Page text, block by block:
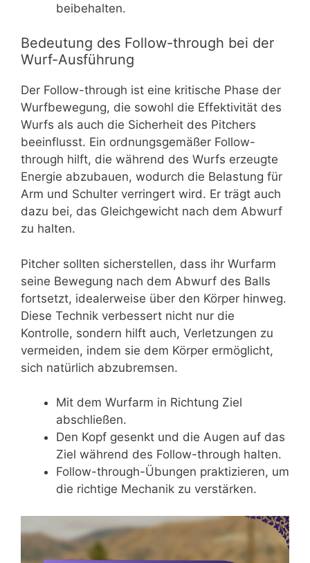
beibehalten.
Bedeutung des Follow-through bei der
Wurf-Ausführung
Der Follow-through ist eine kritische Phase der
Wurfbewegung, die sowohl die Effektivität des
Wurfs als auch die Sicherheit des Pitchers
beeinflusst. Ein ordnungsgemäßer Follow-
through hilft, die während des Wurfs erzeugte
Energie abzubauen, wodurch die Belastung für
Arm und Schulter verringert wird. Er trägt auch
dazu bei, das Gleichgewicht nach dem Abwurf
zu halten.
Pitcher sollten sicherstellen, dass ihr Wurfarm
seine Bewegung nach dem Abwurf des Balls
fortsetzt, idealerweise über den Körper hinweg.
Diese Technik verbessert nicht nur die
Kontrolle, sondern hilft auch, Verletzungen zu
vermeiden, indem sie dem Körper ermöglicht,
sich natürlich abzubremsen.
Mit dem Wurfarm in Richtung Ziel
abschließen.
Den Kopf gesenkt und die Augen auf das
Ziel während des Follow-through halten.
Follow-through-Übungen praktizieren, um
die richtige Mechanik zu verstärken.